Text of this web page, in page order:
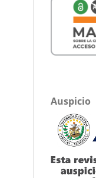
Auspicio